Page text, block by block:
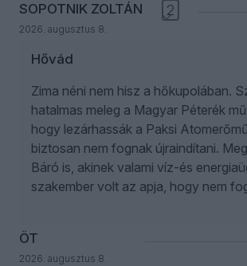
SOPOTNIK ZOLTÁN
2026. augusztus 8.
2
Hővád
Zima néni nem hisz a hőkupolában.
hatalmas meleg a Magyar Péterék
hogy lezárhassák a Paksi
biztosan nem fognak újraindítani.
Báró is, akinek valami víz-és
szakember volt az apja, hogy nem
ÖT
2026. augusztus 8.